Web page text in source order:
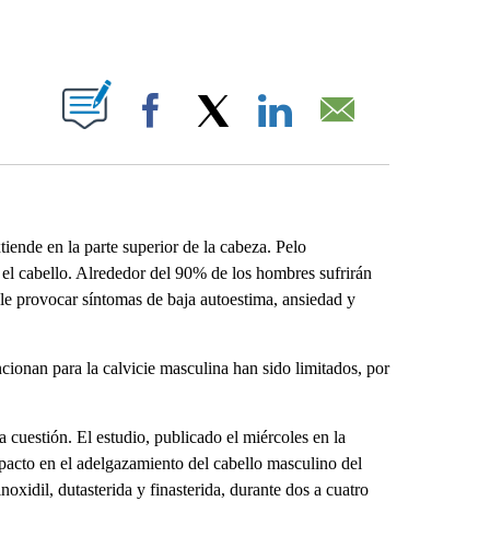
NEW PAGES ON "".
Facebook
en la parte superior de la cabeza. Pelo
cabello. Alrededor del 90% de los hombres sufrirán
provocar síntomas de baja autoestima, ansiedad y
para la calvicie masculina han sido limitados, por
cuestión. El estudio, publicado el miércoles en la
en el adelgazamiento del cabello masculino del
dutasterida y finasterida, durante dos a cuatro